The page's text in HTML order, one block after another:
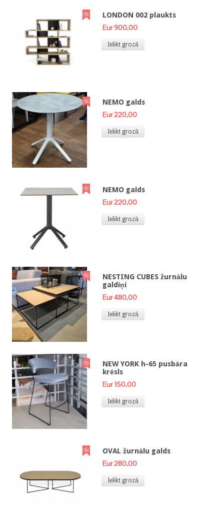
LONDON 002 plaukts
Eur 900,00
Ielikt grozā
NEMO galds
Eur 220,00
Ielikt grozā
NEMO galds
Eur 220,00
Ielikt grozā
NESTING CUBES žurnālu
galdiņi
Eur 480,00
Ielikt grozā
NEW YORK h-65 pusbāra
krēsls
Eur 150,00
Ielikt grozā
OVAL žurnālu galds
Eur 280,00
Ielikt grozā